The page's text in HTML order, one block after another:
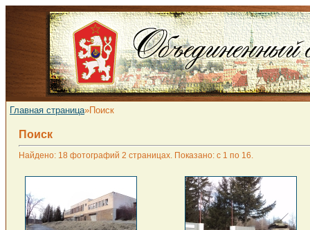
Главная страница»Поиск
Поиск
Найдено: 18 фотографий 2 страницах. Показано: с 1 по 16.